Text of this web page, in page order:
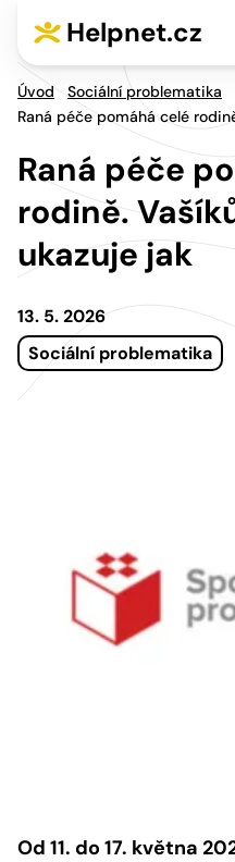
Helpnet.cz
Úvod
Sociální problematika
Raná péče pomáhá celé
Raná péče
rodině.
ukazuje jak
13. 5. 2026
Sociální problematika
Od 11. do 17. května